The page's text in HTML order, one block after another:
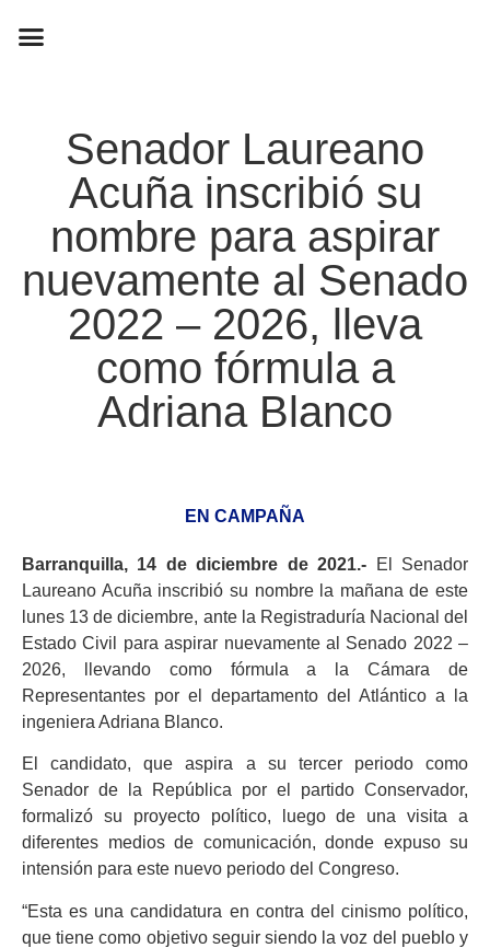
Senador Laureano
Acuña inscribió su
nombre para aspirar
nuevamente al Senado
2022 – 2026, lleva
como fórmula a
Adriana Blanco
EN CAMPAÑA
Barranquilla, 14 de diciembre de 2021.-
El Senador
Laureano Acuña inscribió su nombre la mañana de este
lunes 13 de diciembre, ante la Registraduría Nacional del
Estado Civil para aspirar nuevamente al Senado 2022 –
2026, llevando como fórmula a la Cámara de
Representantes por el departamento del Atlántico a la
ingeniera Adriana Blanco.
El candidato, que aspira a su tercer periodo como
Senador de la República por el partido Conservador,
formalizó su proyecto político, luego de una visita a
diferentes medios de comunicación, donde expuso su
intensión para este nuevo periodo del Congreso.
“Esta es una candidatura en contra del cinismo político,
que tiene como objetivo seguir siendo la voz del pueblo y